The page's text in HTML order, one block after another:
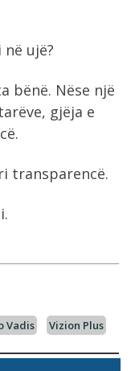
ujë?
bënë. Nëse një
gjëja e
transparencë.
Vadis Vizion Plus